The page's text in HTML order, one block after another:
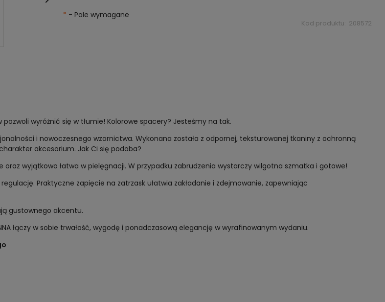
* - Pole wymagane
Kod produktu: 208572
wyróżnić się w tłumie! Kolorowe spacery? Jesteśmy na tak.
i nowoczesnego wzornictwa. Wykonana została z odpornej, teksturowanej tkaniny z ochronną
akcesorium. Jak Ci się podoba?
wyjątkowo łatwa w pielęgnacji. W przypadku zabrudzenia wystarczy wilgotna szmatka i gotowe!
Praktyczne zapięcie na zatrzask ułatwia zakładanie i zdejmowanie, zapewniając
gustownego akcentu.
łączy w sobie trwałość, wygodę i ponadczasową elegancję w wyrafinowanym wydaniu.